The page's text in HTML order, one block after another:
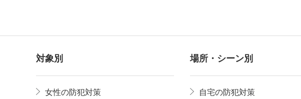
対象別
女性の防犯対策
場所・シーン別
自宅の防犯対策